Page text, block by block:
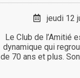
jeudi 12
Le Club de l’Amitié
dynamique qui
de 70 ans et plus.